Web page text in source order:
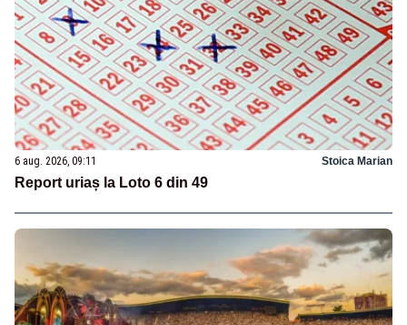
6 aug. 2026, 09:11 Stoica Marian
Report uriaș la Loto 6 din 49